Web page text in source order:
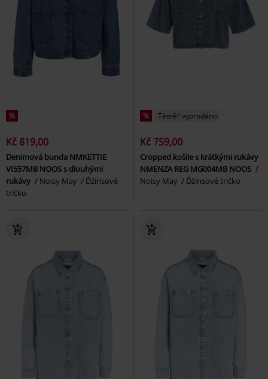
%
Kč 819,00
Denimová bunda NMKETTIE
VI557MB NOOS s dlouhými
rukávy
Noisy May
Ďžínsové
tričko
% Téměř vyprodáno
Kč 759,00
Cropped košile s krátkými rukávy
NMENZA REG MG004MB NOOS
Noisy May
Ďžínsové tričko